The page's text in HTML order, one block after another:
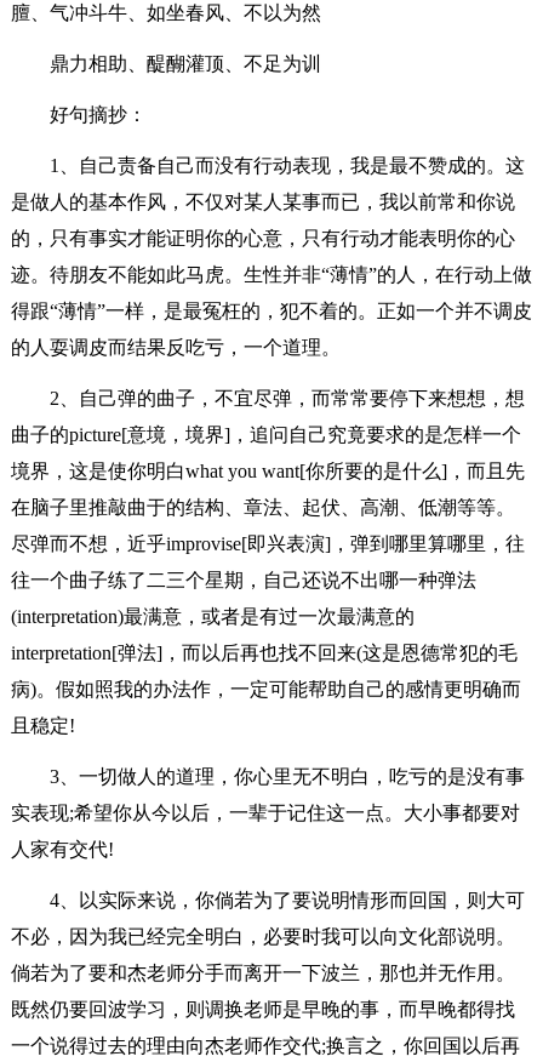
膻、气冲斗牛、如坐春风、不以为然
鼎力相助、醍醐灌顶、不足为训
好句摘抄：
1、自己责备自己而没有行动表现，我是最不赞成的。这
是做人的基本作风，不仅对某人某事而已，我以前常和你说
的，只有事实才能证明你的心意，只有行动才能表明你的心
迹。待朋友不能如此马虎。生性并非“薄情”的人，在行动上做
得跟“薄情”一样，是最冤枉的，犯不着的。正如一个并不调皮
的人耍调皮而结果反吃亏，一个道理。
2、自己弹的曲子，不宜尽弹，而常常要停下来想想，想
曲子的picture[意境，境界]，追问自己究竟要求的是怎样一个
境界，这是使你明白what you want[你所要的是什么]，而且先
在脑子里推敲曲于的结构、章法、起伏、高潮、低潮等等。
尽弹而不想，近乎improvise[即兴表演]，弹到哪里算哪里，往
往一个曲子练了二三个星期，自己还说不出哪一种弹法
(interpretation)最满意，或者是有过一次最满意的
interpretation[弹法]，而以后再也找不回来(这是恩德常犯的毛
病)。假如照我的办法作，一定可能帮助自己的感情更明确而
且稳定!
3、一切做人的道理，你心里无不明白，吃亏的是没有事
实表现;希望你从今以后，一辈于记住这一点。大小事都要对
人家有交代!
4、以实际来说，你倘若为了要说明情形而回国，则大可
不必，因为我已经完全明白，必要时我可以向文化部说明。
倘若为了要和杰老师分手而离开一下波兰，那也并无作用。
既然仍要回波学习，则调换老师是早晚的事，而早晚都得找
一个说得过去的理由向杰老师作交代;换言之，你回国以后再